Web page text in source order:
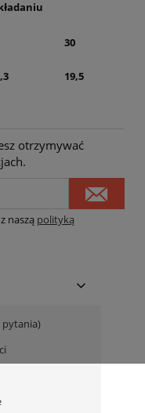
30
19,5
otrzymywać
naszą polityką
pytania)